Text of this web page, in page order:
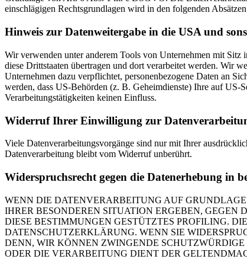
einschlägigen Rechtsgrundlagen wird in den folgenden
Hinweis zur Datenweitergabe in die USA und
Wir verwenden unter anderem Tools von Unternehmen mit Sitz
diese Drittstaaten übertragen und dort verarbeitet werden. Wir
Unternehmen dazu verpflichtet, personenbezogene Daten an
werden, dass US-Behörden (z. B. Geheimdienste) Ihre auf US-
Verarbeitungstätigkeiten keinen Einfluss.
Widerruf Ihrer Einwilligung zur
Viele Datenverarbeitungsvorgänge sind nur mit Ihrer
Datenverarbeitung bleibt vom Widerruf unberührt.
Widerspruchsrecht gegen die Datenerhebung in
WENN DIE DATENVERARBEITUNG AUF
IHRER BESONDEREN SITUATION ERGEBEN,
DIESE BESTIMMUNGEN GESTÜTZTES PROFILING.
DATENSCHUTZERKLÄRUNG. WENN SIE
DENN, WIR KÖNNEN ZWINGENDE
ODER DIE VERARBEITUNG DIENT DER